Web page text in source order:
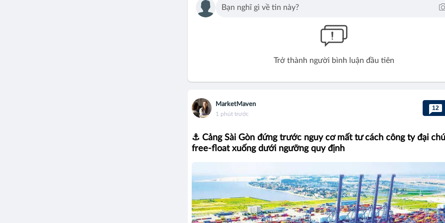
Trở thành người bình luận đầu tiên
MarketMaven
1 phút trước
12
⚓ Cảng Sài Gòn đứng trước nguy cơ mất tư cách công ty đại
free-float xuống dưới ngưỡng quy định